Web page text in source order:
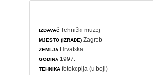
IZDAVAČ Tehnički muzej
MJESTO (IZRADE) Zagreb
ZEMLJA Hrvatska
GODINA 1997.
TEHNIKA fotokopija (u boji)